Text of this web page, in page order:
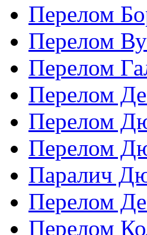
Перелом
Перелом
Перелом
Перелом
Перелом
Перелом
Паралич
Перелом
Перелом